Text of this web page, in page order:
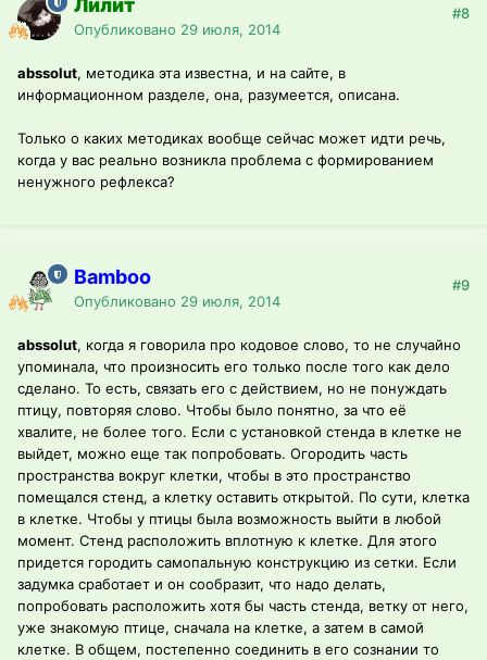
Лилит
Опубликовано 29 июля, 2014
#8
abssolut, методика эта известна, и на сайте, в
информационном разделе, она, разумеется, описана.
Только о каких методиках вообще сейчас может идти речь,
когда у вас реально возникла проблема с формированием
ненужного рефлекса?
Bamboo
Опубликовано 29 июля, 2014
#9
abssolut, когда я говорила про кодовое слово, то не случайно
упоминала, что произносить его только после того как дело
сделано. То есть, связать его с действием, но не понуждать
птицу, повторяя слово. Чтобы было понятно, за что её
хвалите, не более того. Если с установкой стенда в клетке не
выйдет, можно еще так попробовать. Огородить часть
пространства вокруг клетки, чтобы в это пространство
помещался стенд, а клетку оставить открытой. По сути, клетка
в клетке. Чтобы у птицы была возможность выйти в любой
момент. Стенд расположить вплотную к клетке. Для этого
придется городить самопальную конструкцию из сетки. Если
задумка сработает и он сообразит, что надо делать,
попробовать расположить хотя бы часть стенда, ветку от него,
уже знакомую птице, сначала на клетке, а затем в самой
клетке. В общем, постепенно соединить в его сознании то